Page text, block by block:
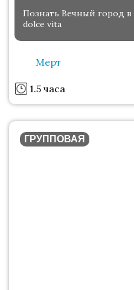
Познать Вечный город в
dolce vita
Мерт
1.5 часа
ГРУППОВАЯ